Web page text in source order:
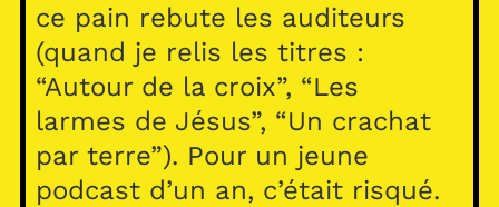
ce pain rebute les auditeurs
(quand je relis les titres :
“Autour de la croix”, “Les
larmes de Jésus”, “Un crachat
par terre”). Pour un jeune
podcast d’un an, c’était risqué.